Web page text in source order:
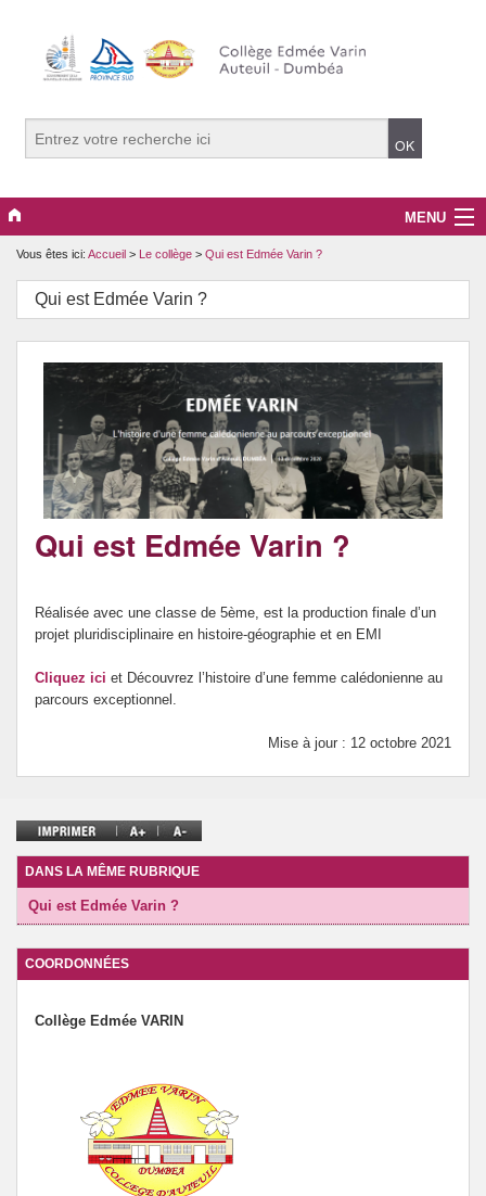
MENU
Associations
Développement durable
Evènements
Pédagogie
Projets
Vie scolaire
WebTV
Vous êtes ici: Accueil > Le collège > Qui est Edmée Varin ?
Qui est Edmée Varin ?
Qui est Edmée Varin ?
Réalisée avec une classe de 5ème, est la production finale d’un
projet pluridisciplinaire en histoire-géographie et en EMI
Cliquez ici et Découvrez l’histoire d’une femme calédonienne au
parcours exceptionnel.
Mise à jour : 12 octobre 2021
DANS LA MÊME RUBRIQUE
Qui est Edmée Varin ?
COORDONNÉES
Collège Edmée VARIN